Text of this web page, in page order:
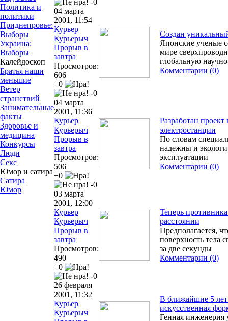
Политика и
политики
Приднепровье:
Выборы
Украина:
Выборы
Калейдоскоп
Братья наши
меньшие
Ветер
странствий
Занимательные
факты
Здоровье и
медицина
Конкурсы
Люди
Секс
Юмор и сатира
Сатира
Юмор
04 марта
2001, 11:54
Курьер
Курьерыч
Прорыв в
завтра
Просмотров:
606
+0
-0
Создан
Японские ученые
мире
глобальную
Комментарии (0)
04 марта
2001, 11:36
Курьер
Курьерыч
Прорыв в
завтра
Просмотров:
506
+0
-0
Разработан
электростанции
По словам
надежны и
эксплуатации
Комментарии (0)
03 марта
2001, 12:00
Курьер
Курьерыч
Прорыв в
завтра
Просмотров:
490
+0
-0
Теперь
расстоянии
Предполагается,
поверхность тела
за две секунды
Комментарии (0)
26 февраля
2001, 11:32
Курьер
Курьерыч
В ближайшие 5 лет
искусственная
Генная инженерия